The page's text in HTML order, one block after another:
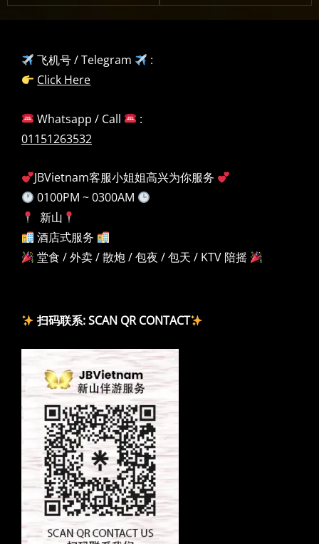
飞机号 / Telegram
:
Click Here
Whatsapp / Call
:
01151263532
JBVietnam客服小姐姐高兴为你服务
0100PM ~ 0300AM
新山
酒店式服务
堂食 / 外卖 / 散炮 / 包夜 / 包天 / KTV 陪摇
扫码联系: SCAN QR CONTACT